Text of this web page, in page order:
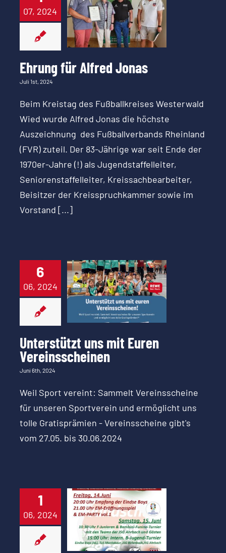
07, 2024
Ehrung für
Alfred Jonas
Ehrung für Alfred Jonas
Juli 1st, 2024
Beim Kreistag des Fußballkreises Westerwald
Wied wurde Alfred Jonas die höchste
Auszeichnung des Fußballverbands Rheinland
(FVR) zuteil. Der 83-Jährige war seit Ende der
1970er-Jahre (!) als Jugendstaffelleiter,
Seniorenstaffelleiter, Kreissachbearbeiter,
Beisitzer der Kreisspruchkammer sowie im
Vorstand [...]
6
06, 2024
Unterstützt
uns mit Euren
Vereinsscheinen
Unterstützt uns mit Euren
Vereinsscheinen
Juni 6th, 2024
Weil Sport vereint: Sammelt Vereinsscheine
für unseren Sportverein und ermöglicht uns
tolle Gratisprämien - Vereinsscheine gibt's
vom 27.05. bis 30.06.2024
1
06, 2024
Sportwochenende
und EM-Party
–
14.-16.06.2024